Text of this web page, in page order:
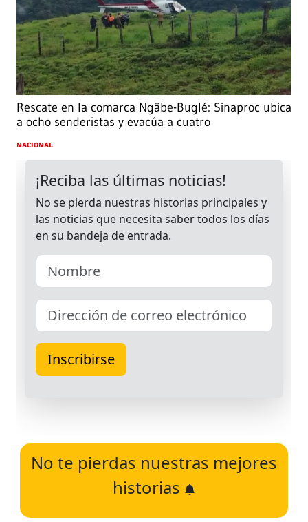
Rescate en la comarca Ngäbe-Buglé: Sinaproc ubica
a ocho senderistas y evacúa a cuatro
NACIONAL
No te pierdas nuestras mejores
historias